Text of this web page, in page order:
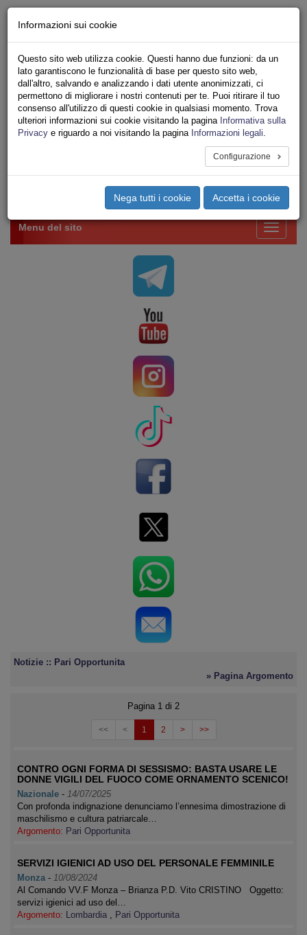
Iscriviti Online
Ricerca
Area Stampa
Privacy
VV.F.
UNIONE SINDACALE DI BASE SETTORE VIGILI
Toggle
Menu del sito
Notizie :: Pari Opportunita
» Pagina Argomento
Pagina 1 di 2
<< < 1 2 > >>
CONTRO OGNI FORMA DI SESSISMO: BASTA USARE LE
DONNE VIGILI DEL FUOCO COME ORNAMENTO SCENICO!
Nazionale - 14/07/2025
Con profonda indignazione denunciamo l’ennesima dimostrazione di
maschilismo e cultura patriarcale…
Argomento: Pari Opportunita
SERVIZI IGIENICI AD USO DEL PERSONALE FEMMINILE
Monza - 10/08/2024
Al Comando VV.F Monza – Brianza P.D. Vito CRISTINO Oggetto:
servizi igienici ad uso del…
Argomento: Lombardia , Pari Opportunita
Informazioni sui cookie
Questo sito web utilizza cookie. Questi hanno due funzioni: da un
lato garantiscono le funzionalità di base per questo sito web,
dall'altro, salvando e analizzando i dati utente anonimizzati, ci
permettono di migliorare i nostri contenuti per te. Puoi ritirare il tuo
consenso all'utilizzo di questi cookie in qualsiasi momento. Trova
ulteriori informazioni sui cookie visitando la pagina Informativa sulla
Privacy e riguardo a noi visitando la pagina Informazioni legali.
Configurazione
Nega tutti i cookie Accetta i cookie